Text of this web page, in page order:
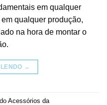
em qualquer
qualquer produção,
na hora de montar o
→
Acessórios da